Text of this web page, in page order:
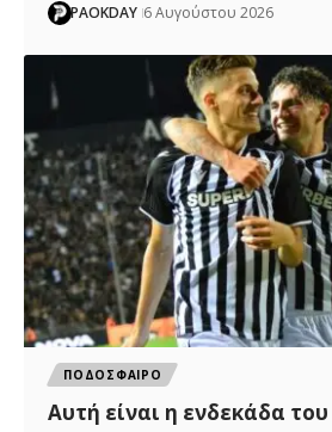
PAOKDAY 6 Αυγούστου 2026
ΠΟΔΟΣΦΑΙΡΟ
Αυτή είναι η ενδεκάδα